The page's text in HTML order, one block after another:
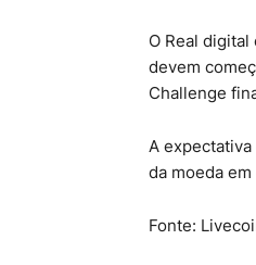
O Real
devem
Challenge
A
da moeda
Fonte: